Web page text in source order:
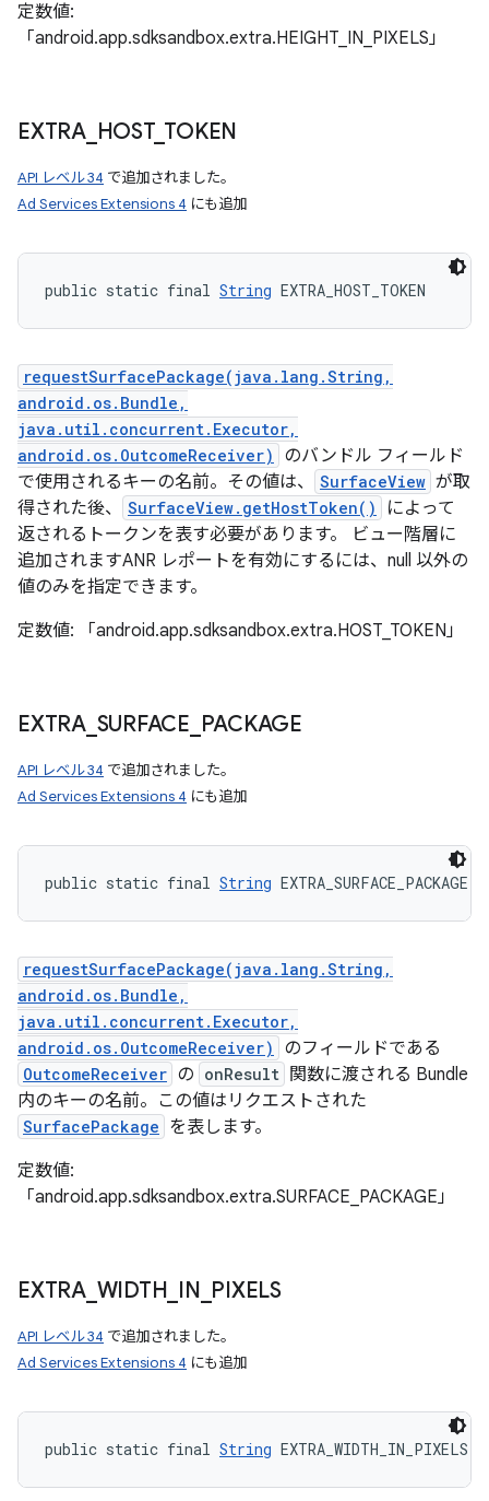
定数値:
「android.app.sdksandbox.extra.HEIGHT_IN_PIXELS」
EXTRA_ HOST_ TOKEN
API レベル 34 で追加されました。
Ad Services Extensions 4 にも追加
public static final String EXTRA_HOST_TOKEN
requestSurfacePackage(java.lang.String,
android.os.Bundle,
java.util.concurrent.Executor,
android.os.OutcomeReceiver)
のバンドル フィールド
で使用されるキーの名前。その値は、
SurfaceView が取
得された後、
SurfaceView.getHostToken()
によって
返されるトークンを表す必要があります。 ビュー階層に
追加されますANR レポートを有効にするには、null 以外の
値のみを指定できます。
定数値: 「android.app.sdksandbox.extra.HOST_TOKEN」
EXTRA_ SURFACE PACKAGE
API レベル 34 で追加されました。
Ad Services Extensions 4 にも追加
public static final String EXTRA_SURFACE_PACKAGE
requestSurfacePackage(java.lang.String,
android.os.Bundle,
java.util.concurrent.Executor,
android.os.OutcomeReceiver)
のフィールドである
OutcomeReceiver の onResult 関数に渡される Bundle
内のキーの名前。この値はリクエストされた
SurfacePackage を表します。
定数値:
「android.app.sdksandbox.extra.SURFACE_PACKAGE」
EXTRA_ WIDTH IN PIXELS
API レベル 34 で追加されました。
Ad Services Extensions 4 にも追加
public static final String EXTRA_WIDTH_IN_PIXELS